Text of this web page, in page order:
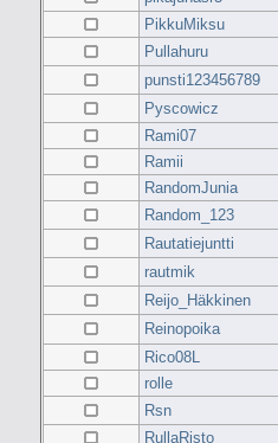
PikkuMiksu
Pullahuru
punsti123456789
Pyscowicz
Rami07
Ramii
RandomJunia
Random_123
Rautatiejuntti
rautmik
Reijo_Häkkinen
Reinopoika
Rico08L
rolle
Rsn
RullaRisto